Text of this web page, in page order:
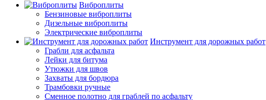
Виброплиты
Бензиновые виброплиты
Дизельные виброплиты
Электрические виброплиты
Инструмент для дорожных работ
Грабли для асфальта
Лейки для битума
Утюжки для швов
Захваты для бордюра
Трамбовки ручные
Сменное полотно для граблей по асфальту